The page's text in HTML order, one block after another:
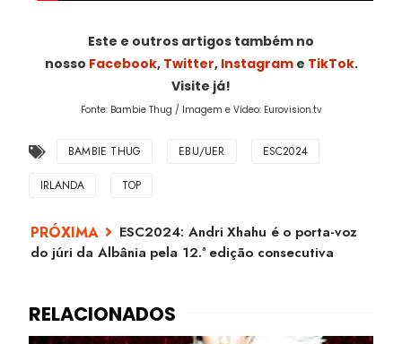
Este e outros artigos também no
nosso Facebook, Twitter, Instagrame TikTok.
Visite já!
Fonte: Bambie Thug / Imagem e Vídeo: Eurovision.tv
BAMBIE THUG EBU/UER ESC2024
IRLANDA TOP
ESC2024: Andri Xhahu é o porta-voz
do júri da Albânia pela 12.ª edição consecutiva